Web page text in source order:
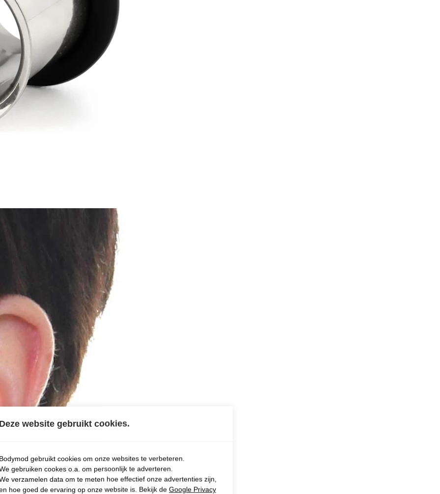
website gebruikt cookies.
gebruikt cookies om onze websites te verbeteren.
gebruiken cookes o.a. om persoonlijk te adverteren.
verzamelen data om te meten hoe effectief onze advertenties zijn,
hoe goed de ervaring op onze website is. Bekijk de Google Privacy